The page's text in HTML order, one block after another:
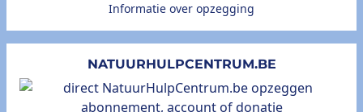
Informatie over opzegging
NATUURHULPCENTRUM.BE